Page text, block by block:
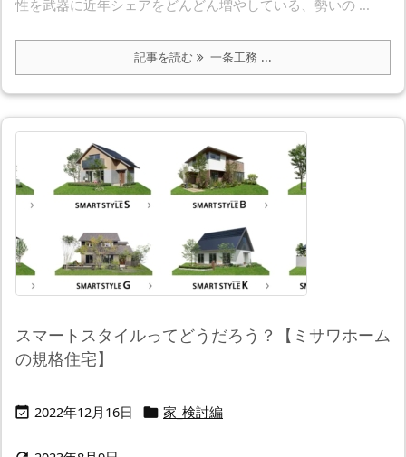
性を武器に近年シェアをどんどん増やしている、勢いの ...
記事を読む 一条工務 ...
スマートスタイルってどうだろう？【ミサワホーム
の規格住宅】
 2022年12月16日  家_検討編